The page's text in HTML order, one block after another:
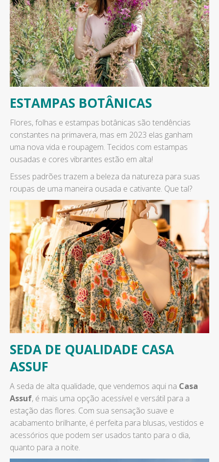
ESTAMPAS BOTÂNICAS
Flores, folhas e estampas botânicas são tendências
constantes na primavera, mas em 2023 elas ganham
uma nova vida e roupagem. Tecidos com estampas
ousadas e cores vibrantes estão em alta!
Esses padrões trazem a beleza da natureza para suas
roupas de uma maneira ousada e cativante. Que tal?
SEDA DE QUALIDADE CASA
ASSUF
A seda de alta qualidade, que vendemos aqui na Casa
Assuf, é mais uma opção acessível e versátil para a
estação das flores. Com sua sensação suave e
acabamento brilhante, é perfeita para blusas, vestidos e
acessórios que podem ser usados tanto para o dia,
quanto para a noite.